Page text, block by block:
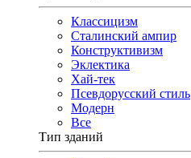
Классицизм
Сталинский ампир
Конструктивизм
Эклектика
Хай-тек
Псевдорусский стиль
Модерн
Все
Тип зданий